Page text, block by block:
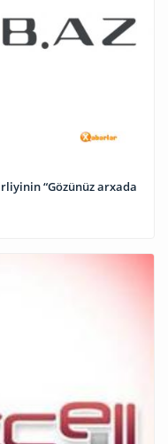
“Gözünüz arxada